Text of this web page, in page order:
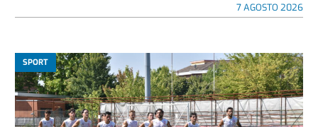
7 AGOSTO 2026
SPORT